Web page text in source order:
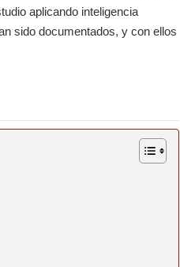
aplicando inteligencia
sido documentados, y con ellos